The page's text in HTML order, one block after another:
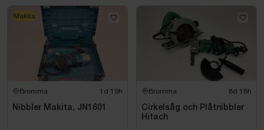
Bromma 1d 19h
Nibbler Makita, JN1601
Makita
Bromma 8d 18h
Cirkelsåg och Plåtnibbler
Hitach